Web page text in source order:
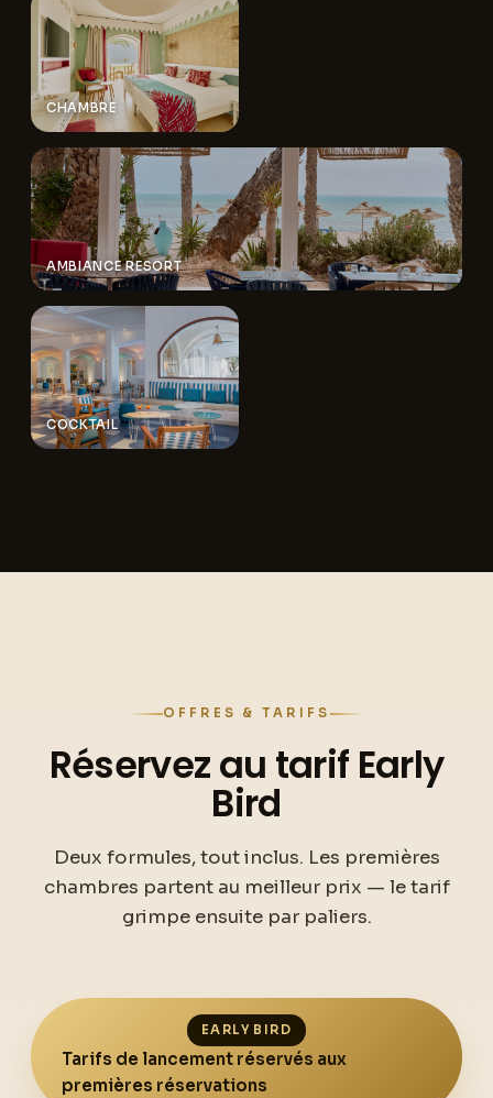
CHAMBRE
AMBIANCE RESORT
COCKTAIL
OFFRES & TARIFS
Réservez au tarif Early
Bird
Deux formules, tout inclus. Les premières
chambres partent au meilleur prix — le tarif
grimpe ensuite par paliers.
EARLY BIRD
Tarifs de lancement réservés aux
premières réservations